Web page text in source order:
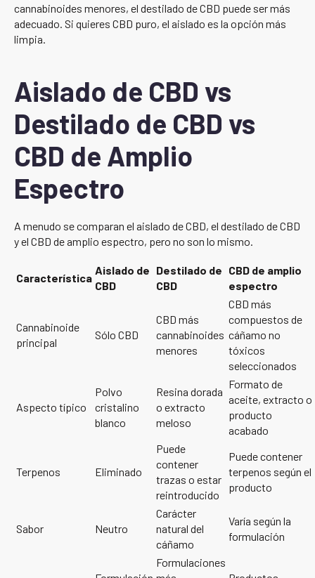
cannabinoides menores, el destilado de CBD puede ser más
adecuado. Si quieres CBD puro, el aislado es la opción más
limpia.
Aislado de CBD vs
Destilado de CBD vs
CBD de Amplio
Espectro
A menudo se comparan el aislado de CBD, el destilado de CBD
y el CBD de amplio espectro, pero no son lo mismo.
Característica
Aislado de
CBD
Destilado de
CBD
CBD de amplio
espectro
Cannabinoide
principal
Sólo CBD
CBD más
cannabinoides
menores
CBD más
compuestos de
cáñamo no
tóxicos
seleccionados
Aspecto típico
Polvo
cristalino
blanco
Resina dorada
o extracto
meloso
Formato de
aceite, extracto o
producto
acabado
Terpenos Eliminado
Puede
contener
trazas o estar
reintroducido
Puede contener
terpenos según el
producto
Sabor Neutro
Carácter
natural del
cáñamo
Varía según la
formulación
Formulaciones